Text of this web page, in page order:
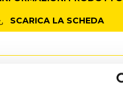
SCARICA LA SCHEDA